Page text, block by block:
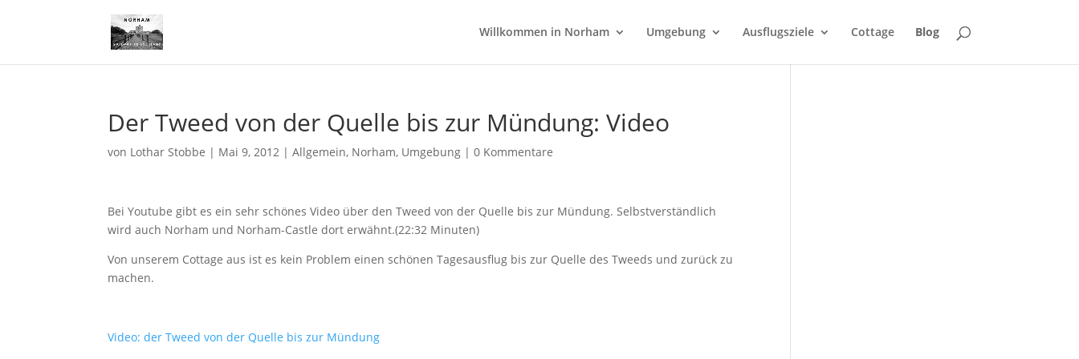
Willkommen in Norham Umgebung Ausflugsziele Cottage Blog
Der Tweed von der Quelle bis zur Mündung: Video
von Lothar Stobbe | Mai 9, 2012 |Allgemein, Norham, Umgebung |0 Kommentare
Bei Youtube gibt es ein sehr schönes Video über den Tweed von der Quelle bis zur Mündung. Selbstverständlich
wird auch Norham und Norham-Castle dort erwähnt.(22:32 Minuten)
Von unserem Cottage aus ist es kein Problem einen schönen Tagesausflug bis zur Quelle des Tweeds und zurück zu
machen.
Video: der Tweed von der Quelle bis zur Mündung